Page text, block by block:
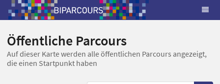
Öffentliche Parcours
Auf dieser Karte werden alle öffentlichen Parcours angezeigt,
die einen Startpunkt haben